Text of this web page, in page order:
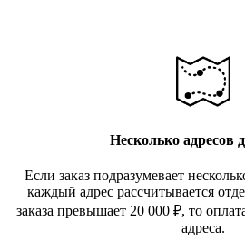
Несколько адресов
Если заказ подразумевает
каждый адрес рассчитывается
заказа превышает 20 000 ₽, то
адреса.